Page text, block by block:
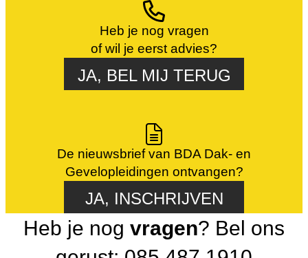
Heb je nog vragen
of wil je eerst advies?
JA, BEL MIJ TERUG
De nieuwsbrief van BDA Dak- en
Gevelopleidingen ontvangen?
JA, INSCHRIJVEN
Heb je nog vragen? Bel ons